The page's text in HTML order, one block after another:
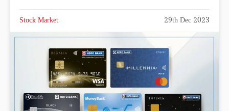
Stock Market 29th Dec 2023